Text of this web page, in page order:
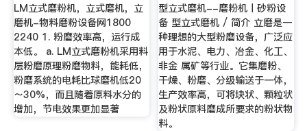
LM立式磨粉机，立式磨机，立
磨机-物料磨粉设备网1800
2240 1. 粉磨效率高，运行成
本低。 a. LM立式磨粉机采用料
层粉磨原理粉磨物料，能耗低，
粉磨系统的电耗比球磨机低20
～30%，而且随着原料水分的
增加，节电效果更加显著
型立式磨机--磨粉机丨砂粉设
备 型立式磨机 / 简介 立磨是一
种理想的大型粉磨设备，广泛应
用于水泥、电力、冶金、化工、
非金 属矿等行业。它集磨粉、
干燥、粉磨、分级输送于一体，
生产效率高，可将块状、颗粒状
及粉状原料磨成所要求的粉状物
料。